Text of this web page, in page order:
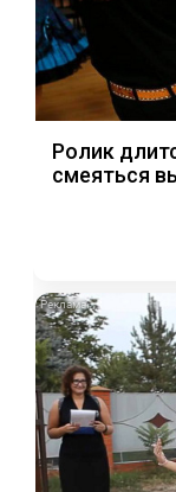
Ролик
смеяться